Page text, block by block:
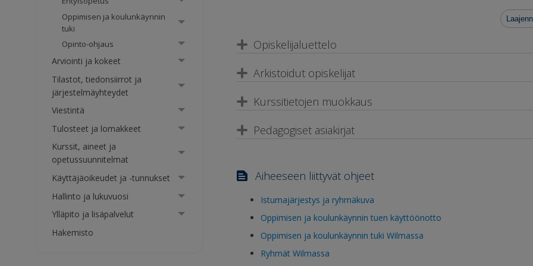
Oppimisen ja koulunkäynnin
tuki
Opinto-ohjaus
Arviointi ja kokeet
Tilastot, tiedonsiirrot ja
järjestelmäyhteydet
Viestintä
Tulosteet ja lomakkeet
Kurssit, aineet ja
opetussuunnitelmat
Käyttäjäoikeudet ja -tunnukset
Hallinto ja lukuvuosi
Ylläpito ja lisäpalvelut
Hakemisto
Opiskelijaluettelo
Arkistoidut opiskelijat
Kurssitietojen muokkaus
Pedagogiset asiakirjat
Aiheeseen liittyvät ohjeet
Istumajärjestys ja ryhmäkuva
Oppimisen ja koulunkäynnin tuen käyttöönotto
Oppimisen ja koulunkäynnin tuki Wilmassa
Ryhmät Wilmassa